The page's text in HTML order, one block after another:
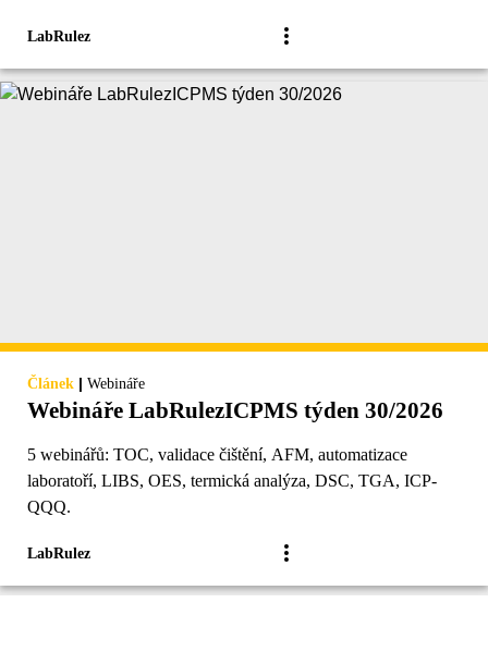
LabRulez
Článek | Webináře
Webináře LabRulezICPMS týden 30/2026
5 webinářů: TOC, validace čištění, AFM, automatizace
laboratoří, LIBS, OES, termická analýza, DSC, TGA, ICP-
QQQ.
LabRulez